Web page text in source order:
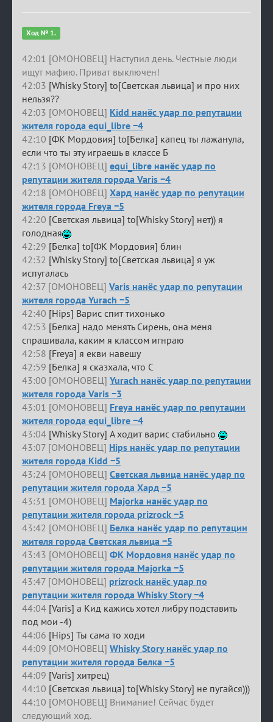
Ход № 1.
42:01 [ОМОНОВЕЦ] Наступил день. Честные люди
ищут мафию. Приват выключен!
42:03 [Whisky Story] to[Светская львица] и про них
нельзя??
42:03 [ОМОНОВЕЦ] Kidd нанёс удар по репутации
жителя города equi_libre −4
42:10 [ФК Мордовия] to[Белка] капец ты лажанула,
если что ты эту играешь в классе Б
42:13 [ОМОНОВЕЦ] equi_libre нанёс удар по
репутации жителя города Varis −4
42:18 [ОМОНОВЕЦ] Хард нанёс удар по репутации
жителя города Freya −5
42:20 [Светская львица] to[Whisky Story] нет)) я
голодная
42:29 [Белка] to[ФК Мордовия] блин
42:32 [Whisky Story] to[Светская львица] я уж
испугалась
42:37 [ОМОНОВЕЦ] Varis нанёс удар по репутации
жителя города Yurach −5
42:40 [Hips] Варис спит тихонько
42:53 [Белка] надо менять Сирень, она меня
спрашивала, каким я классом игнраю
42:58 [Freya] я екви навешу
42:59 [Белка] я сказхала, что С
43:00 [ОМОНОВЕЦ] Yurach нанёс удар по репутации
жителя города Varis −3
43:01 [ОМОНОВЕЦ] Freya нанёс удар по репутации
жителя города equi_libre −4
43:04 [Whisky Story] А ходит варис стабильно
43:07 [ОМОНОВЕЦ] Hips нанёс удар по репутации
жителя города Kidd −5
43:24 [ОМОНОВЕЦ] Светская львица нанёс удар по
репутации жителя города Хард −5
43:31 [ОМОНОВЕЦ] Majorka нанёс удар по
репутации жителя города prizrock −5
43:42 [ОМОНОВЕЦ] Белка нанёс удар по репутации
жителя города Светская львица −5
43:43 [ОМОНОВЕЦ] ФК Мордовия нанёс удар по
репутации жителя города Majorka −5
43:47 [ОМОНОВЕЦ] prizrock нанёс удар по
репутации жителя города Whisky Story −4
44:04 [Varis] а Кид кажись хотел либру подставить
под мои -4)
44:06 [Hips] Ты сама то ходи
44:09 [ОМОНОВЕЦ] Whisky Story нанёс удар по
репутации жителя города Белка −5
44:09 [Varis] хитрец)
44:10 [Светская львица] to[Whisky Story] не пугайся)))
44:10 [ОМОНОВЕЦ] Внимание! Сейчас будет
следующий ход.